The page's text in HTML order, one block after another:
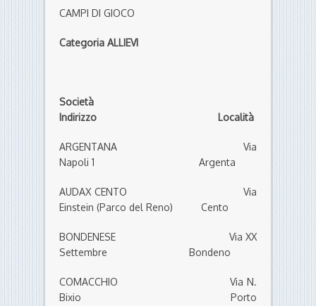
CAMPI DI GIOCO
Categoria ALLIEVI
Società
Indirizzo Località
ARGENTANA Via
Napoli 1 Argenta
AUDAX CENTO Via
Einstein (Parco del Reno) Cento
BONDENESE Via XX
Settembre Bondeno
COMACCHIO Via N.
Bixio Porto